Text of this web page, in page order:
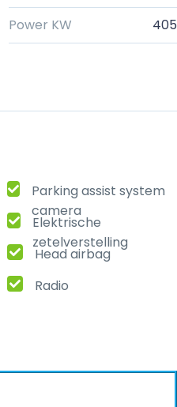
Power KW
405
Parking assist system
camera
Elektrische
zetelverstelling
Head airbag
Radio